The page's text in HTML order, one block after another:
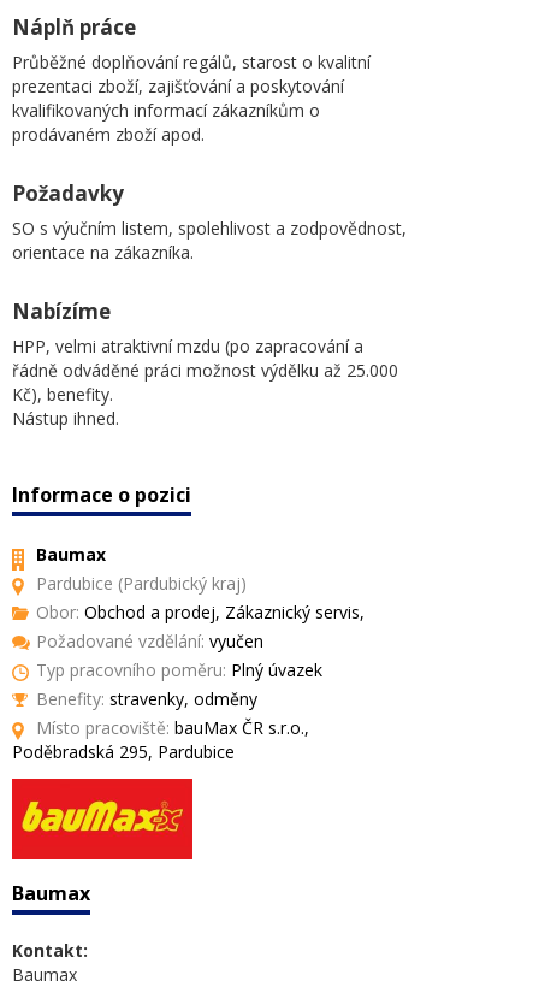
Náplň práce
Průběžné doplňování regálů, starost o kvalitní
prezentaci zboží, zajišťování a poskytování
kvalifikovaných informací zákazníkům o
prodávaném zboží apod.
Požadavky
SO s výučním listem, spolehlivost a zodpovědnost,
orientace na zákazníka.
Nabízíme
HPP, velmi atraktivní mzdu (po zapracování a
řádně odváděné práci možnost výdělku až 25.000
Kč), benefity.
Nástup ihned.
Informace o pozici
Baumax
Pardubice (Pardubický kraj)
Obor: Obchod a prodej, Zákaznický servis,
Požadované vzdělání: vyučen
Typ pracovního poměru: Plný úvazek
Benefity: stravenky, odměny
Místo pracoviště: bauMax ČR s.r.o.,
Poděbradská 295, Pardubice
Baumax
Kontakt:
Baumax